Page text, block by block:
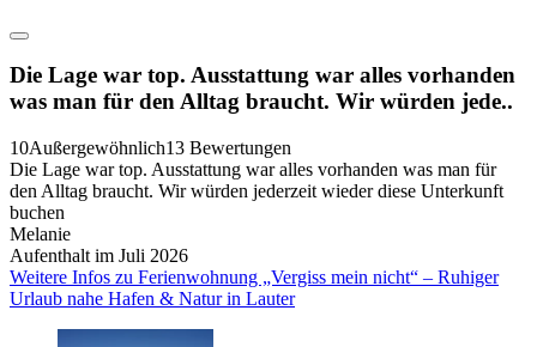
Die Lage war top. Ausstattung war alles vorhanden
was man für den Alltag braucht. Wir würden jede..
10Außergewöhnlich13 Bewertungen
Die Lage war top. Ausstattung war alles vorhanden was man für
den Alltag braucht. Wir würden jederzeit wieder diese Unterkunft
buchen
Melanie
Aufenthalt im Juli 2026
Weitere Infos zu Ferienwohnung „Vergiss mein nicht“ – Ruhiger
Urlaub nahe Hafen & Natur in Lauter